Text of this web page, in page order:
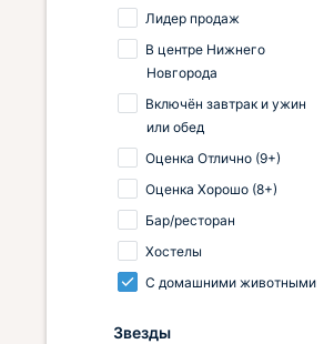
Лидер продаж
В центре Нижнего
Новгорода
Включён завтрак и ужин
или обед
Оценка Отлично (9+)
Оценка Хорошо (8+)
Бар/ресторан
Хостелы
С домашними животными
Звезды